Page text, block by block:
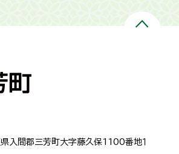
入間郡三芳町大字藤久保1100番地１